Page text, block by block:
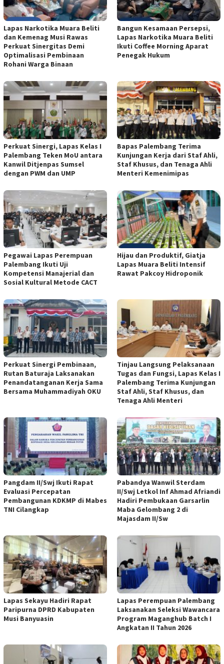
Lapas Narkotika Muara Beliti
dan Kemenag Musi Rawas
Perkuat Sinergitas Demi
Optimalisasi Pembinaan
Rohani Warga Binaan
Bangun Kesamaan Persepsi,
Lapas Narkotika Muara Beliti
Ikuti Coffee Morning Aparat
Penegak Hukum
Perkuat Sinergi, Lapas Kelas I
Palembang Teken MoU antara
Kanwil Ditjenpas Sumsel
dengan PWM dan UMP
Bapas Palembang Terima
Kunjungan Kerja dari Staf Ahli,
Staf Khusus, dan Tenaga Ahli
Menteri Kemenimipas
Pegawai Lapas Perempuan
Palembang Ikuti Uji
Kompetensi Manajerial dan
Sosial Kultural Metode CACT
Hijau dan Produktif, Giatja
Lapas Muara Beliti Intensif
Rawat Pakcoy Hidroponik
Perkuat Sinergi Pembinaan,
Rutan Baturaja Laksanakan
Penandatanganan Kerja Sama
Bersama Muhammadiyah OKU
Tinjau Langsung Pelaksanaan
Tugas dan Fungsi, Lapas Kelas I
Palembang Terima Kunjungan
Staf Ahli, Staf Khusus, dan
Tenaga Ahli Menteri
Pangdam II/Swj Ikuti Rapat
Evaluasi Percepatan
Pembangunan KDKMP di Mabes
TNI Cilangkap
Pabandya Wanwil Sterdam
II/Swj Letkol Inf Ahmad Afriandi
Hadiri Pembukaan Garsarlin
Maba Gelombang 2 di
Majasdam II/Sw
Lapas Sekayu Hadiri Rapat
Paripurna DPRD Kabupaten
Musi Banyuasin
Lapas Perempuan Palembang
Laksanakan Seleksi Wawancara
Program Maganghub Batch I
Angkatan II Tahun 2026